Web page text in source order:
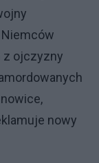
z ojczyzny
nowy